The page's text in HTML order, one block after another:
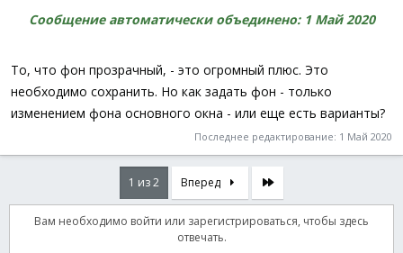
Сообщение автоматически объединено: 1 Май 2020
То, что фон прозрачный, - это огромный плюс. Это
необходимо сохранить. Но как задать фон - только
изменением фона основного окна - или еще есть варианты?
Последнее редактирование: 1 Май 2020
1 из 2 Вперед Последняя
Вам необходимо войти или зарегистрироваться, чтобы здесь
отвечать.